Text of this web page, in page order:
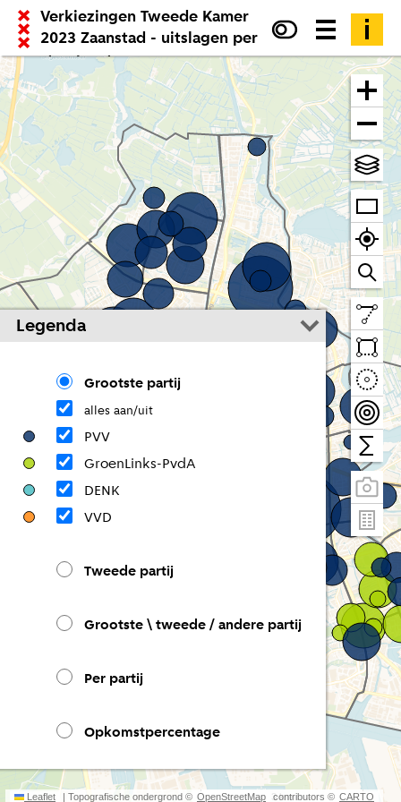
Verkiezingen Tweede Kamer
2023 Zaanstad - uitslagen per
stemlocatie
Legenda
Grootste partij
alles aan/uit
PVV
GroenLinks-PvdA
DENK
VVD
Tweede partij
Grootste \ tweede / andere partij
Per partij
Opkomstpercentage
3 km
Leaflet | Topografische ondergrond © OpenStreetMap contributors © CARTO